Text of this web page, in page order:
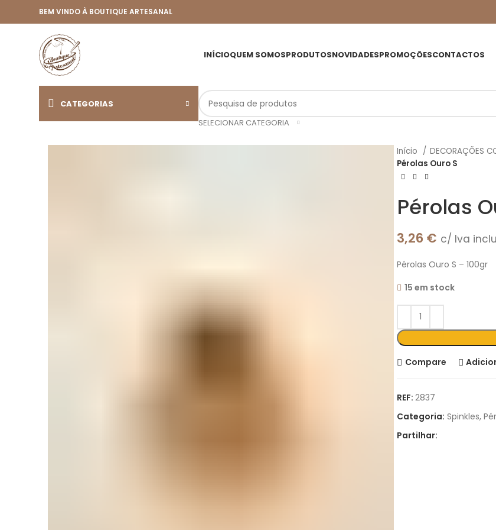
BEM VINDO À BOUTIQUE ARTESANAL
INÍCIOQUEM SOMOSPRODUTOSNOVIDADESPROMOÇÕESCONTACTOS
CATEGORIAS
SELECIONAR CATEGORIA
Início DECORAÇÕES
Pérolas Ouro S
Pérolas
3,26 € c/ Iva
Pérolas Ouro S – 100gr
15 em stock
Compare
REF: 2837
Categoria: Spinkles,
Partilhar: